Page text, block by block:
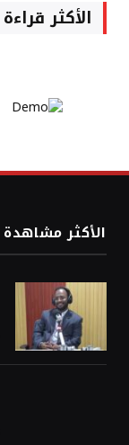
الأكثر قراءة
الأكثر مشاهدة